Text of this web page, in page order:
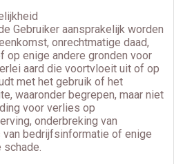
Gebruiker aansprakelijk worden
onrechtmatige daad,
op enige andere gronden voor
aard die voortvloeit uit of op
met het gebruik of het
waaronder begrepen, maar niet
voor verlies op
onderbreking van
bedrijfsinformatie of enige
schade.